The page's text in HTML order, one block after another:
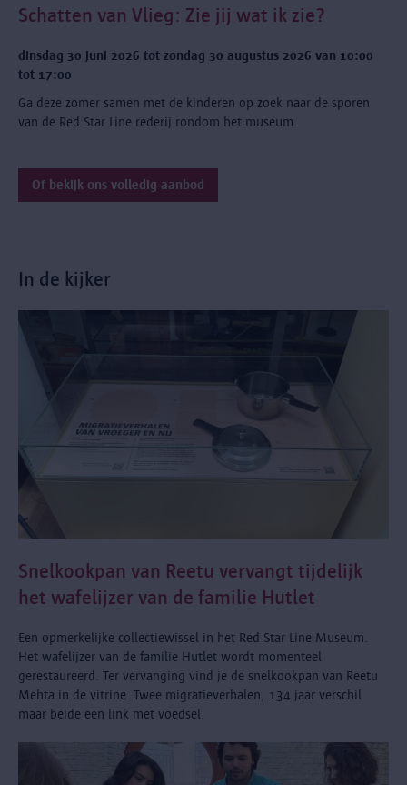
Schatten van Vlieg: Zie jij wat ik zie?
dinsdag 30 juni 2026 tot zondag 30 augustus 2026 van 10:00
tot 17:00
Ga deze zomer samen met de kinderen op zoek naar de sporen
van de Red Star Line rederij rondom het museum.
Of bekijk ons volledig aanbod
In de kijker
Snelkookpan van Reetu vervangt tijdelijk
het wafelijzer van de familie Hutlet
Een opmerkelijke collectiewissel in het Red Star Line Museum.
Het wafelijzer van de familie Hutlet wordt momenteel
gerestaureerd. Ter vervanging vind je de snelkookpan van Reetu
Mehta in de vitrine. Twee migratieverhalen, 134 jaar verschil
maar beide een link met voedsel.